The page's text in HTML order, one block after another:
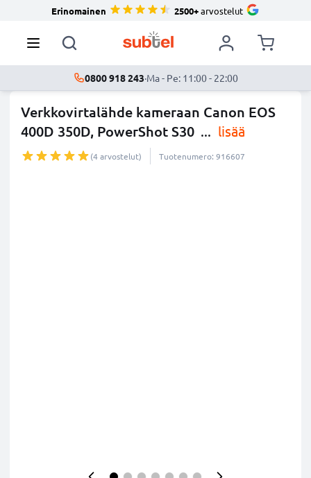
Erinomainen 2500+arvostelut
0800 918 243·Ma - Pe: 11:00 - 22:00
Verkkovirtalähde kameraan Canon EOS
400D 350D, PowerShot S30 ... lisää
(4 arvostelut) Tuotenumero: 916607